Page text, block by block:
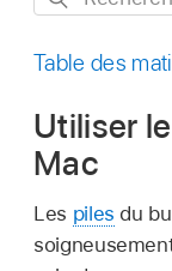
ce
Table des
Utiliser
Mac
Les piles du